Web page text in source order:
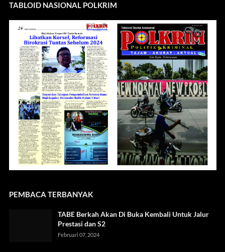
TABLOID NASIONAL POLKRIM
PEMBACA TERBANYAK
TABE Berkah Akan Di Buka Kembali Untuk Jalur
Prestasi dan S2
Februari 07, 2024